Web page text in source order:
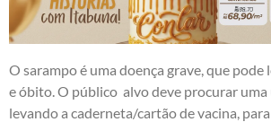
O sarampo é uma doença grave, que pode
e óbito. O público alvo deve procurar uma
levando a caderneta/cartão de vacina,